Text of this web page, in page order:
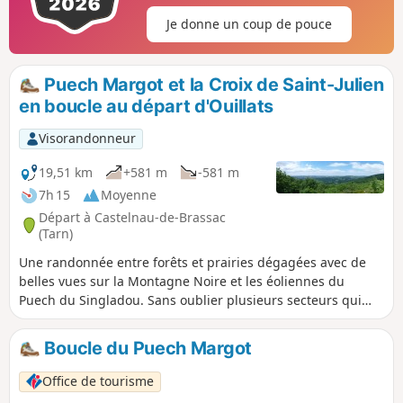
Je donne un coup de pouce
Puech Margot et la Croix de Saint-Julien
en boucle au départ d'Ouillats
Visorandonneur
19,51 km
+581 m
-581 m
7h 15
Moyenne
Départ à Castelnau-de-Brassac
(Tarn)
Une randonnée entre forêts et prairies dégagées avec de
belles vues sur la Montagne Noire et les éoliennes du
Puech du Singladou. Sans oublier plusieurs secteurs qui
combleront les amateurs de fraises des bois, de quoi
motiver tout randonneur gourmand.
Boucle du Puech Margot
Office de tourisme